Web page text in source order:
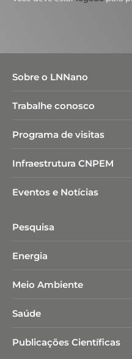
Sobre o LNNano
Trabalhe conosco
Programa de visitas
Infraestrutura CNPEM
Eventos e Notícias
Pesquisa
Energia
Meio Ambiente
Saúde
Publicações Científicas